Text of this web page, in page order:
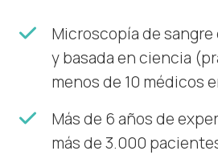
Microscopía de sangre
y basada en ciencia
menos de 10 médicos
Más de 6 años de
más de 3.000